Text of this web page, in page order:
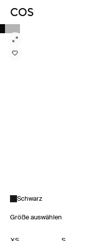
Schwarz
Größe auswählen